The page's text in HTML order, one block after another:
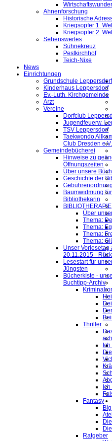
Ahnenforschung
Historische
Kriegsopfer 1.
Kriegsopfer 2.
Sehenswertes
Sühnekreuz
Pestkirchhof
Teich-Nixe
News
Einrichtungen
Grundschule Leppersdorf
Kinderhaus Leppersdorf
Ev.-Luth. Kirchgemeinde
Arzt
Vereine
Dorfclub
Jugendfeuerw.
TSV Leppersdorf
Taekwondo
Club Dresden e.V.
Gemeindebücherei
Hinweise zu
Öffnungszeiten
Über unsere
Geschichte der
Gebührenordnung
Baumwidmung
Bibliothekarin
BIBLIOTHERAPIE
Über
Thema:
Thema:
Thema:
Thema:
Unser Vorlesetag
20.11.2015 -
Lesestart für
Jüngsten
Bücherkiste -
Buchtipp-Archiv
Thriller
Fantasy
Ratgeber